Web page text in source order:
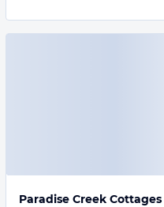
Paradise Creek Cottages